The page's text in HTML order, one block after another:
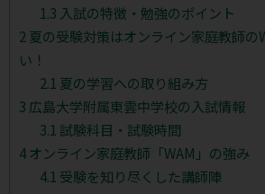
1.3 入試の特徴・勉強のポイント
2 夏の受験対策はオンライン家庭教師の
い！
2.1 夏の学習への取り組み方
3 広島大学附属東雲中学校の入試情報
3.1 試験科目・試験時間
4オンライン家庭教師「WAM」の強み
4.1 受験を知り尽くした講師陣